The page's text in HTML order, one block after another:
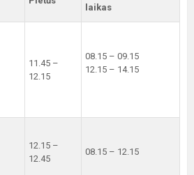
laikas
11.45 –
12.15
08.15 – 09.15
12.15 – 14.15
12.15 –
12.45
08.15 – 12.15